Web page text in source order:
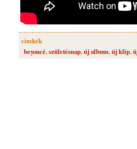
cimkék
beyoncé,születésnap,új album,új klip,